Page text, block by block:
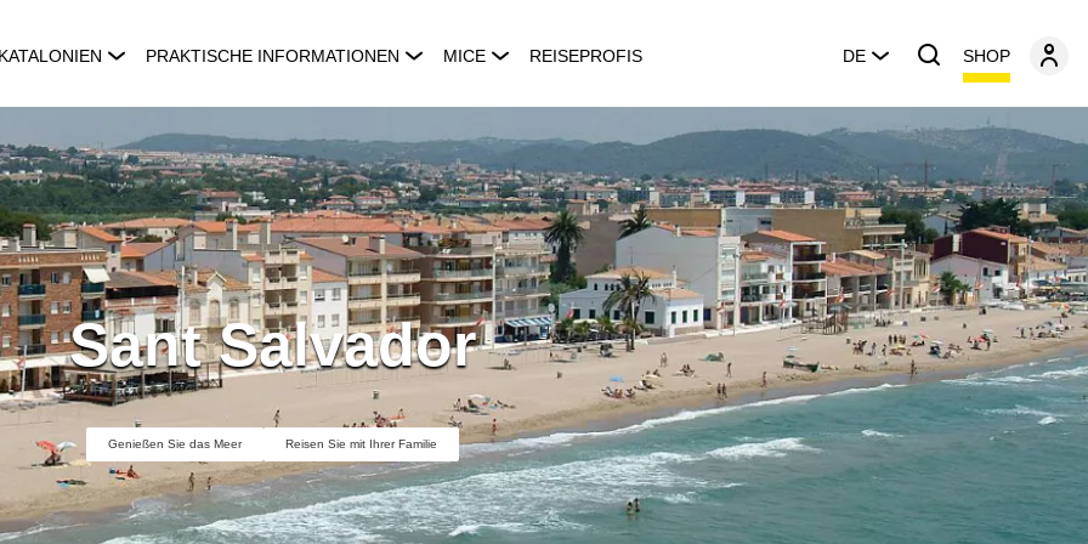
PRAKTISCHE INFORMATIONEN MICE REISEPROFIS DE SHOP
Sant Salvador
Genießen Sie das Meer Reisen Sie mit Ihrer Familie